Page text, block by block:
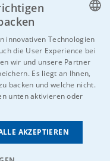
haben
teilen Sie!
Service, spol. s r.o.
CZECH
GERMAN
RUSSIAN
innovativen Technologien
die User Experience bei
wir und unsere Partner
Es liegt an Ihnen,
backen und welche nicht.
unten aktivieren oder
AKZEPTIEREN